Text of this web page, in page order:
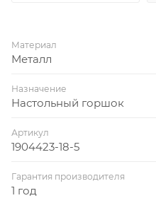
Материал
Металл
Назначение
Настольный горшок
Артикул
1904423-18-5
Гарантия производителя
1 год